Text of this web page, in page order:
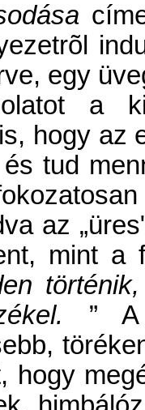
egy
a
hogy az
tud
az
mint a
” A
hogy